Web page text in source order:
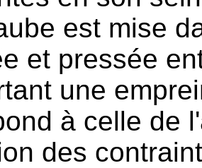
est mise
et pressée
une
à celle de
des